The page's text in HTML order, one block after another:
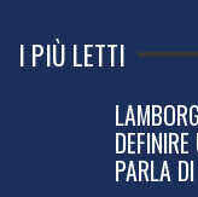
I PIÙ LETTI
PARLA